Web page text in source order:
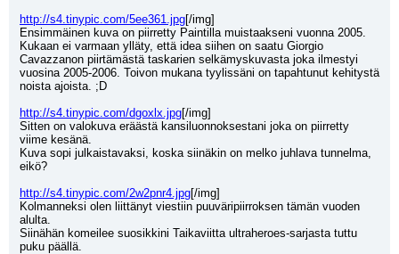
http://s4.tinypic.com/5ee361.jpg[/img]
Ensimmäinen kuva on piirretty Paintilla muistaakseni vuonna 2005.
Kukaan ei varmaan ylläty, että idea siihen on saatu Giorgio
Cavazzanon piirtämästä taskarien selkämyskuvasta joka ilmestyi
vuosina 2005-2006. Toivon mukana tyylissäni on tapahtunut kehitystä
noista ajoista. ;D
http://s4.tinypic.com/dgoxlx.jpg[/img]
Sitten on valokuva eräästä kansiluonnoksestani joka on piirretty
viime kesänä.
Kuva sopi julkaistavaksi, koska siinäkin on melko juhlava tunnelma,
eikö?
http://s4.tinypic.com/2w2pnr4.jpg[/img]
Kolmanneksi olen liittänyt viestiin puuväripiirroksen tämän vuoden
alulta.
Siinähän komeilee suosikkini Taikaviitta ultraheroes-sarjasta tuttu
puku päällä.